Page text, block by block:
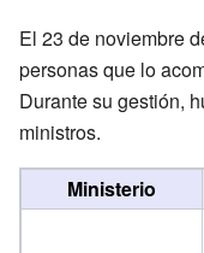
El 23 de noviembre
personas que lo
Durante su gestión,
ministros.
Ministerio